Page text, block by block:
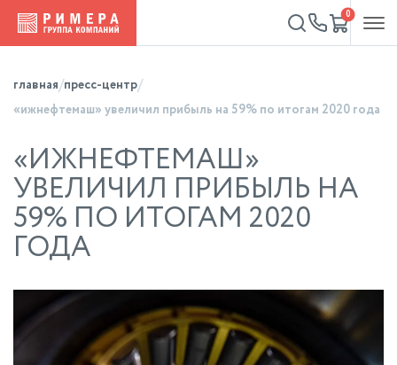
0
главная пресс-центр
«ижнефтемаш» увеличил прибыль на 59% по итогам 2020 года
«ИЖНЕФТЕМАШ»
УВЕЛИЧИЛ ПРИБЫЛЬ НА
59% ПО ИТОГАМ 2020
ГОДА